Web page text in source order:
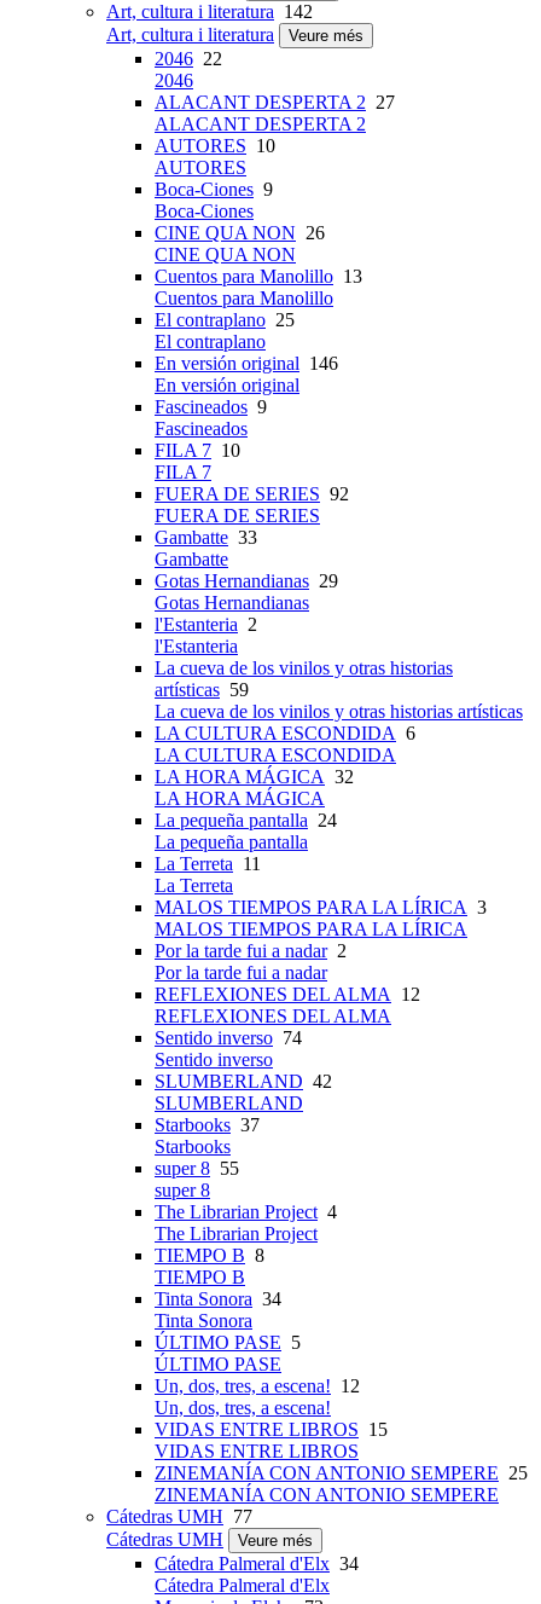
Art, cultura i literatura 142
Art, cultura i literatura
Veure més
2046 22
2046
ALACANT DESPERTA 2 27
ALACANT DESPERTA 2
AUTORES 10
AUTORES
Boca-Ciones 9
Boca-Ciones
CINE QUA NON 26
CINE QUA NON
Cuentos para Manolillo 13
Cuentos para Manolillo
El contraplano 25
El contraplano
En versión original 146
En versión original
Fascineados 9
Fascineados
FILA 7 10
FILA 7
FUERA DE SERIES 92
FUERA DE SERIES
Gambatte 33
Gambatte
Gotas Hernandianas 29
Gotas Hernandianas
l'Estanteria 2
l'Estanteria
La cueva de los vinilos y otras historias
artísticas 59
La cueva de los vinilos y otras historias artísticas
LA CULTURA ESCONDIDA 6
LA CULTURA ESCONDIDA
LA HORA MÁGICA 32
LA HORA MÁGICA
La pequeña pantalla 24
La pequeña pantalla
La Terreta 11
La Terreta
MALOS TIEMPOS PARA LA LÍRICA 3
MALOS TIEMPOS PARA LA LÍRICA
Por la tarde fui a nadar2
Por la tarde fui a nadar
REFLEXIONES DEL ALMA
12
REFLEXIONES DEL ALMA
Sentido inverso 74
Sentido inverso
SLUMBERLAND 42
SLUMBERLAND
Starbooks 37
Starbooks
super 8 55
super 8
The Librarian Project 4
The Librarian Project
TIEMPO B 8
TIEMPO B
Tinta Sonora 34
Tinta Sonora
ÚLTIMO PASE 5
ÚLTIMO PASE
Un, dos, tres, a escena! 12
Un, dos, tres, a escena!
VIDAS ENTRE LIBROS 15
VIDAS ENTRE LIBROS
ZINEMANÍA CON ANTONIO SEMPERE 25
ZINEMANÍA CON ANTONIO SEMPERE
Cátedras UMH 77
Cátedras UMH
Veure més
Cátedra Palmeral d'Elx 34
Cátedra Palmeral d'Elx